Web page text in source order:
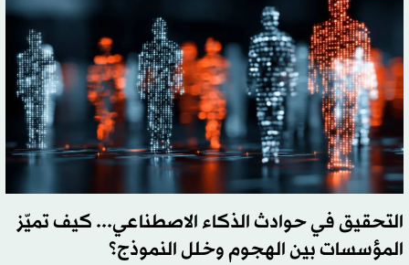
التحقيق في حوادث الذكاء الاصطناعي... كيف تميّز
المؤسسات بين الهجوم وخلل النموذج؟